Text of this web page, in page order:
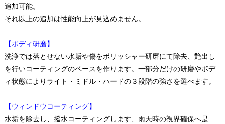
追加可能。
それ以上の追加は性能向上が見込めません。
【ボディ研磨】
洗浄では落とせない水垢や傷をポリッシャー研磨にて除去、艶出し
を行いコーティングのベースを作ります。一部分だけの研磨やボデ
ィ状態によりライト・ミドル・ハードの３段階の強さを選べます。
【ウィンドウコーティング】
水垢を除去し、撥水コーティングします、雨天時の視界確保へ是